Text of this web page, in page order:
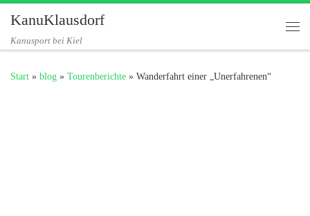
Zum Inhalt springen
KanuKlausdorf
Kanusport bei Kiel
Start » blog » Tourenberichte » Wanderfahrt einer „Unerfahrenen“